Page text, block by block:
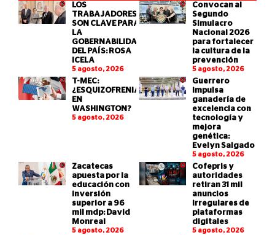
LOS
TRABAJADORES
SON CLAVE PARA
LA
GOBERNABILIDAD
DEL PAÍS: ROSA
ICELA
5 agosto, 2026
Convocan al
Segundo
Simulacro
Nacional 2026
para fortalecer
la cultura de la
prevención
5 agosto, 2026
T-MEC:
¿ESQUIZOFRENIA
EN
WASHINGTON?
5 agosto, 2026
Guerrero
impulsa
ganadería de
excelencia con
tecnología y
mejora
genética:
Evelyn Salgado
5 agosto, 2026
Zacatecas
apuesta por la
educación con
inversión
superior a 96
mil mdp: David
Monreal
5 agosto, 2026
Cofepris y
autoridades
retiran 31 mil
anuncios
irregulares de
plataformas
digitales
5 agosto, 2026